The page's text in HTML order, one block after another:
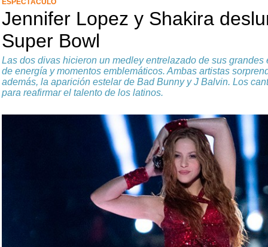
ESPECTÁCULO
Jennifer Lopez y Shakira
Super Bowl
Las dos divas hicieron un medley entrelazado de sus
de energía y momentos emblemáticos. Ambas artistas
además, la aparición estelar de Bad Bunny y J Balvin. Los
para reafirmar el talento de los latinos.